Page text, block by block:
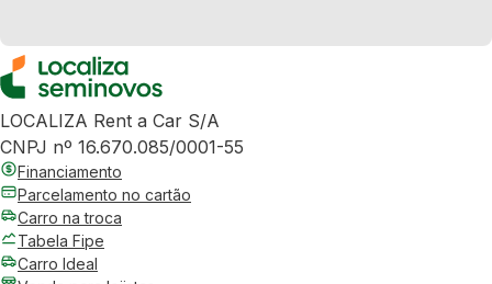
LOCALIZA Rent a Car S/A
CNPJ nº 16.670.085/0001-55
Financiamento
Parcelamento no cartão
Carro na troca
Tabela Fipe
Carro Ideal